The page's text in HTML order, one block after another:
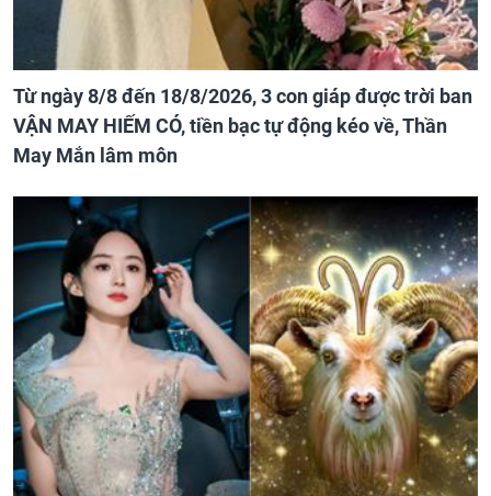
Từ ngày 8/8 đến 18/8/2026, 3 con giáp được trời ban
VẬN MAY HIẾM CÓ, tiền bạc tự động kéo về, Thần
May Mắn lâm môn